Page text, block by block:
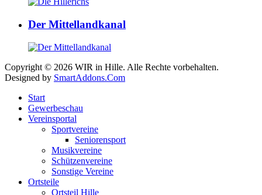
Der Mittellandkanal
Copyright © 2026 WIR in Hille. Alle Rechte vorbehalten.
Designed by SmartAddons.Com
Start
Gewerbeschau
Vereinsportal
Sportvereine
Seniorensport
Musikvereine
Schützenvereine
Sonstige Vereine
Ortsteile
Ortsteil Hille